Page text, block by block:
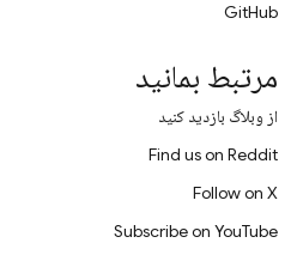
GitHub
مرتبط بمانید
از وبلاگ بازدید کنید
Find us on Reddit
Follow on X
Subscribe on YouTube